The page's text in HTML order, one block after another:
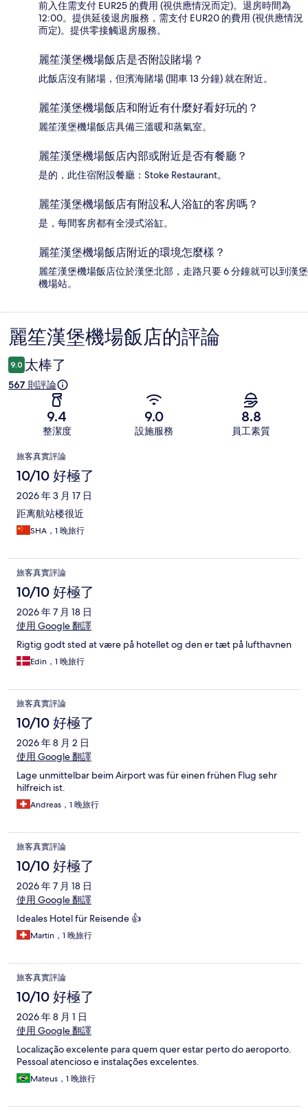
前入住需支付 EUR25 的費用 (視供應情況而定)。退房時間為
12:00。提供延後退房服務，需支付 EUR20 的費用 (視供應情況
而定)。提供零接觸退房服務。
麗笙漢堡機場飯店是否附設賭場？
此飯店沒有賭場，但濱海賭場 (開車 13 分鐘) 就在附近。
麗笙漢堡機場飯店和附近有什麼好看好玩的？
麗笙漢堡機場飯店具備三溫暖和蒸氣室。
麗笙漢堡機場飯店內部或附近是否有餐廳？
是的，此住宿附設餐廳：Stoke Restaurant。
麗笙漢堡機場飯店有附設私人浴缸的客房嗎？
是，每間客房都有全浸式浴缸。
麗笙漢堡機場飯店附近的環境怎麼樣？
麗笙漢堡機場飯店位於漢堡北部，走路只要 6 分鐘就可以到漢堡
機場站。
評
論
麗笙漢堡機場飯店的評論
9.0 太棒了
567 則評論
9.4
整潔度
9.0
設施服務
8.8
員工素質
評
論
旅客真實評論
10/10 好極了
2026 年 3 月 17 日
距离航站楼很近
SHA，1 晚旅行
旅客真實評論
10/10 好極了
2026 年 7 月 18 日
使用 Google 翻譯
Rigtig godt sted at være på hotellet og den er tæt på lufthavnen
Edin，1 晚旅行
旅客真實評論
10/10 好極了
2026 年 8 月 2 日
使用 Google 翻譯
Lage unmittelbar beim Airport was für einen frühen Flug sehr
hilfreich ist.
Andreas，1 晚旅行
旅客真實評論
10/10 好極了
2026 年 7 月 18 日
使用 Google 翻譯
Ideales Hotel für Reisende 👍
Martin，1 晚旅行
旅客真實評論
10/10 好極了
2026 年 8 月 1 日
使用 Google 翻譯
Localização excelente para quem quer estar perto do aeroporto.
Pessoal atencioso e instalações excelentes.
Mateus，1 晚旅行